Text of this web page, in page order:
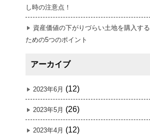
し時の注意点！
資産価値の下がりづらい土地を購入する
ための5つのポイント
アーカイブ
2023年6月 (12)
2023年5月 (26)
2023年4月 (12)